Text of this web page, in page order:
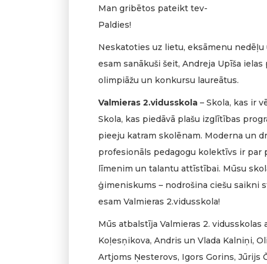
Man gribētos pateikt tev-
Paldies!
Neskatoties uz lietu, eksāmenu
esam sanākuši šeit, Andreja Upīša
olimpiāžu un konkursu laureātus.
Valmieras 2.vidusskola – Skola, kas ir
Skola, kas piedāvā plašu izglītības
pieeju katram skolēnam. Moderna un
profesionāls pedagogu kolektīvs ir
līmenim un talantu attīstībai. Mūsu
ģimeniskums – nodrošina ciešu saikni
esam Valmieras 2.vidusskola!
Mūs atbalstīja Valmieras 2.
Koļesņikova, Andris un Vlada Kalniņi,
Artjoms Ņesterovs, Igors Gorins, Jūrijs